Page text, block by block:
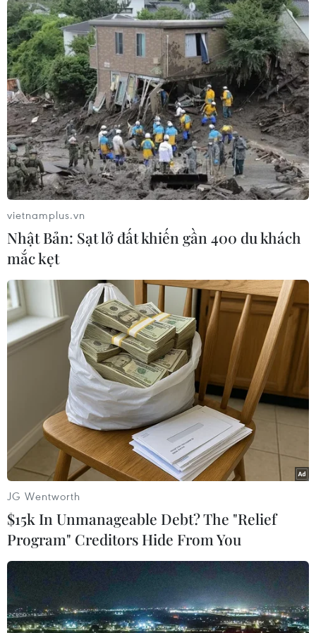
theo quy định của pháp luật.
Lào Cai: Nghi
phạm giết người bị bắt giữ
sau 8 giờ gây án
Hù A San (sinh năm 1991) - nghi
phạm giết bé trai 12 tuổi tại xã
Hợp Thành, tỉnh Lào Cai đã bị lực
lượng chức năng bắt giữ khi đang
cố thủ trên thác nước trong rừng
sâu.
(TTXVN/Vietnam+)
#Công an Thành phố Hồ Chí Minh
#vụ án giết người tại phường Hiệp Bình
#vụ án giết người
Tp. Hồ Chí Minh
vietnamplus.vn
Nhật Bản: Sạt lở đất khiến gần 400 du khách
mắc kẹt
JG Wentworth
$15k In Unmanageable Debt? The "Relief
Program" Creditors Hide From You